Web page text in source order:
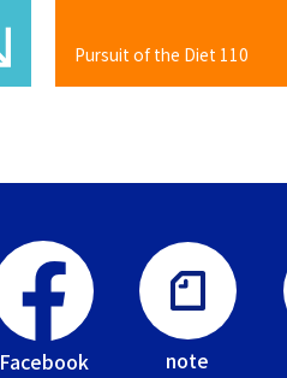
Pursuit of the Diet 110
Facebook note